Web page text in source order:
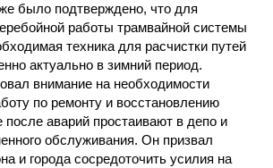
было подтверждено, что для
работы трамвайной системы
техника для расчистки путей
актуально в зимний период.
внимание на необходимости
по ремонту и восстановлению
после аварий простаивают в депо и
обслуживания. Он призвал
и города сосредоточить усилия на